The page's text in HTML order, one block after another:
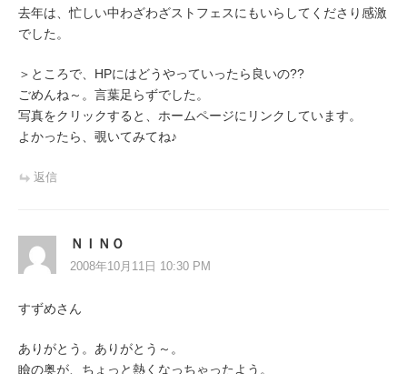
去年は、忙しい中わざわざストフェスにもいらしてくださり感激
でした。
＞ところで、HPにはどうやっていったら良いの??
ごめんね～。言葉足らずでした。
写真をクリックすると、ホームページにリンクしています。
よかったら、覗いてみてね♪
返信
ＮＩＮＯ
2008年10月11日 10:30 PM
すずめさん
ありがとう。ありがとう～。
瞼の奥が、ちょっと熱くなっちゃったよう。